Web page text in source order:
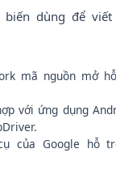
dùng để
mã nguồn mở
với ứng dụng
của Google hỗ